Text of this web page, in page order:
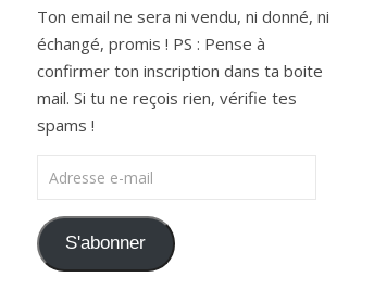
Ton email ne sera ni vendu, ni donné, ni
échangé, promis ! PS : Pense à
confirmer ton inscription dans ta boite
mail. Si tu ne reçois rien, vérifie tes
spams !
Adresse e-mail
S'abonner